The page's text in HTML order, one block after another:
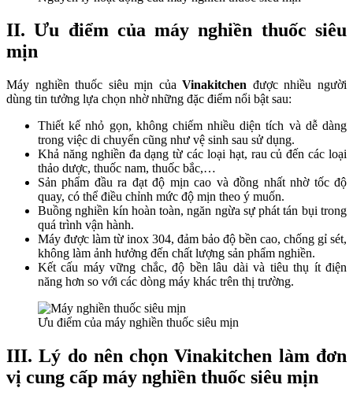
II. Ưu điểm của máy nghiền thuốc siêu
mịn
Máy nghiền thuốc siêu mịn của Vinakitchen được nhiều người
dùng tin tưởng lựa chọn nhờ những đặc điểm nổi bật sau:
Thiết kế nhỏ gọn, không chiếm nhiều diện tích và dễ dàng
trong việc di chuyển cũng như vệ sinh sau sử dụng.
Khả năng nghiền đa dạng từ các loại hạt, rau củ đến các loại
thảo dược, thuốc nam, thuốc bắc,…
Sản phẩm đầu ra đạt độ mịn cao và đồng nhất nhờ tốc độ
quay, có thể điều chỉnh mức độ mịn theo ý muốn.
Buồng nghiền kín hoàn toàn, ngăn ngừa sự phát tán bụi trong
quá trình vận hành.
Máy được làm từ inox 304, đảm bảo độ bền cao, chống gỉ sét,
không làm ảnh hưởng đến chất lượng sản phẩm nghiền.
Kết cấu máy vững chắc, độ bền lâu dài và tiêu thụ ít điện
năng hơn so với các dòng máy khác trên thị trường.
Ưu điểm của máy nghiền thuốc siêu mịn
III. Lý do nên chọn Vinakitchen làm đơn
vị cung cấp máy nghiền thuốc siêu mịn